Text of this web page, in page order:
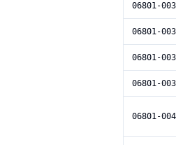
06801-
06801-
06801-
06801-
06801-